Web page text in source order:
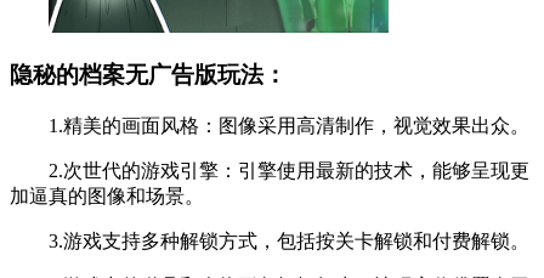
隐秘的档案无广告版玩法：
1.精美的画面风格：图像采用高清制作，视觉效果出众。
2.次世代的游戏引擎：引擎使用最新的技术，能够呈现更
加逼真的图像和场景。
3.游戏支持多种解锁方式，包括按关卡解锁和付费解锁。